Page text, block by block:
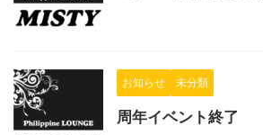
お知らせ 未分類
周年イベント終了